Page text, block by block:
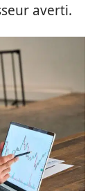
averti.